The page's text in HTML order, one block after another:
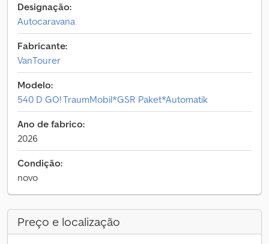
Designação:
Autocaravana
Fabricante:
VanTourer
Modelo:
540 D GO! TraumMobil*GSR Paket*Automatik
Ano de fabrico:
2026
Condição:
novo
Preço e localização